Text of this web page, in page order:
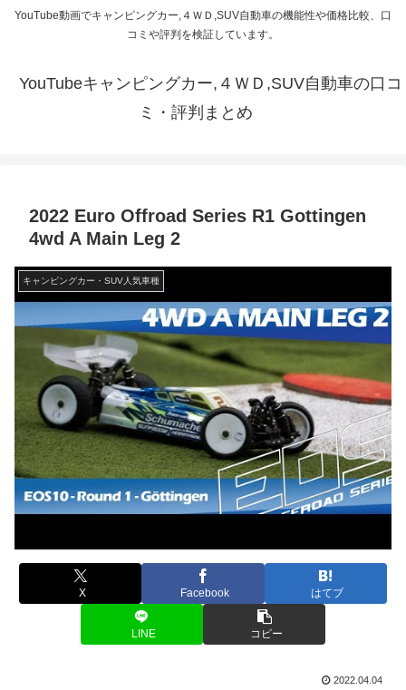
YouTube動画でキャンピングカー,４ＷＤ,SUV自動車の機能性や価格比較、口
コミや評判を検証しています。
YouTubeキャンピングカー,４ＷＤ,SUV自動車の口コ
ミ・評判まとめ
2022 Euro Offroad Series R1 Gottingen
4wd A Main Leg 2
キャンピングカー・SUV人気車種
X Facebook はてブ
LINE コピー
2022.04.04